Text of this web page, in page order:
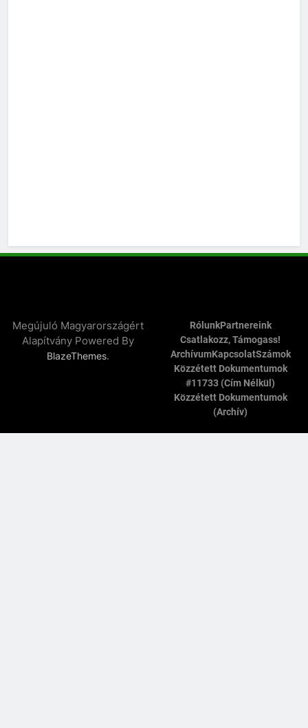
Megújuló Magyarországért
Alapítvány Powered By
BlazeThemes.
RólunkPartnereink
Csatlakozz, Támogass!
ArchívumKapcsolatSzámok
Közzétett Dokumentumok
#11733 (cím Nélkül)
Közzétett Dokumentumok
(archív)